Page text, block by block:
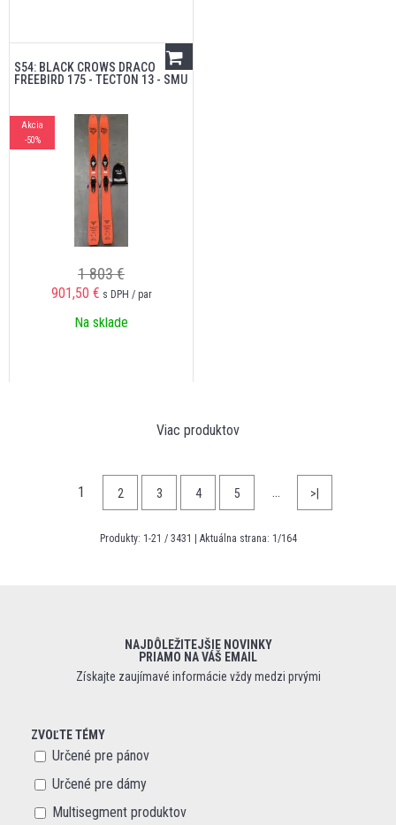
S54: BLACK CROWS DRACO
FREEBIRD 175 - TECTON 13 - SMU
Akcia
-50%
1 803 €
901,50 € s DPH / par
Na sklade
Viac produktov
1 2 3 4 5 … >|
Produkty: 1-21 / 3431 | Aktuálna strana: 1/164
NAJDÔLEŽITEJŠIE NOVINKY
PRIAMO NA VÁŠ EMAIL
Získajte zaujímavé informácie vždy medzi prvými
ZVOĽTE TÉMY
Určené pre pánov
Určené pre dámy
Multisegment produktov